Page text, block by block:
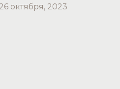
26 октября, 2023